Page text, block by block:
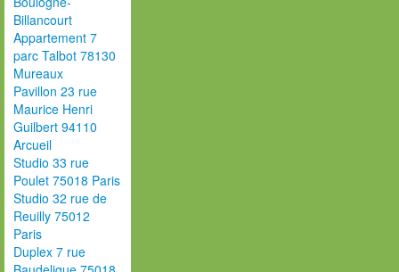
Billancourt
Appartement 7
parc Talbot 78130
Mureaux
Pavillon 23 rue
Maurice Henri
Guilbert 94110
Arcueil
Studio 33 rue
Poulet 75018 Paris
Studio 32 rue de
Reuilly 75012
Paris
Duplex 7 rue